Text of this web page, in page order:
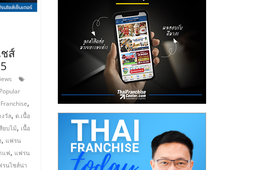
ชส์
,
วัล, ต.เนื้อ
ยบไม้, เนื้อ
, แฟรน
แฟ, แฟรน
รนไชส์น่า